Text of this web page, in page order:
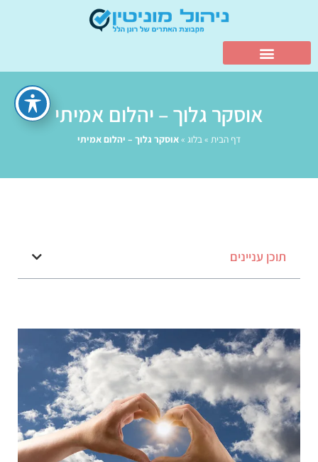
אוסקר גלוך – יהלום אמיתי
דף הבית »בלוג »אוסקר גלוך – יהלום אמיתי
תוכן עניינים